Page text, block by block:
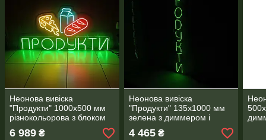
Неонова вивіска
"Продукти" 1000х500 мм
різнокольорова з блоком
живлення
6 989 ₴
Неонова вивіска
"Продукти" 135х1000 мм
зелена з диммером і
блоком живлення
4 465₴